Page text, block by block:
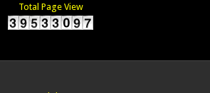
Total Page View